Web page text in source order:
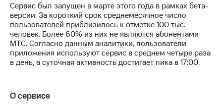
выкупа
акций
Дивиденды
Рынок
облигаций
Описание
о
погашении
Сервис был запущен в марте этого года в рамках бета-
версии. За короткий срок среднемесячное число
пользователей приблизилось к отметке 100 тыс.
человек. Более 60% из них не являются абонентами
МТС. Согласно данным аналитики, пользователи
приложения используют сервис в среднем четыре раза
в день, а суточная активность достигает пика в 17:00.
О сервисе